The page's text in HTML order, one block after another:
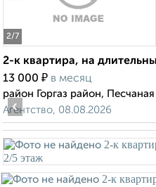
2/7
2-к квартира, на
13 000 ₽ в месяц
район Горгаз район, Песчаная
Агентство, 08.08.2026
‹